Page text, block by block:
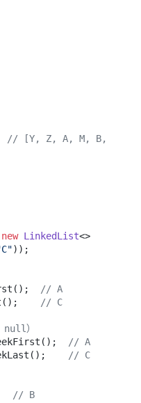
// [Y, Z, A, M, B,
new LinkedList<>
));
// A
// C
null）
// A
// C
// B